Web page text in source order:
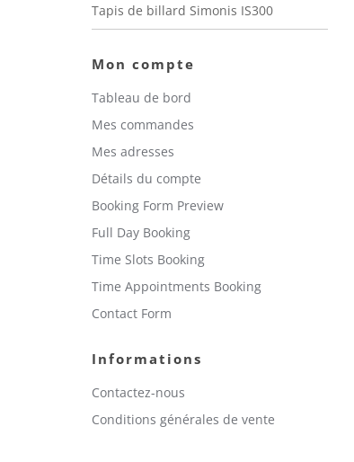
Tapis de billard Simonis IS300
Mon compte
Tableau de bord
Mes commandes
Mes adresses
Détails du compte
Booking Form Preview
Full Day Booking
Time Slots Booking
Time Appointments Booking
Contact Form
Informations
Contactez-nous
Conditions générales de vente